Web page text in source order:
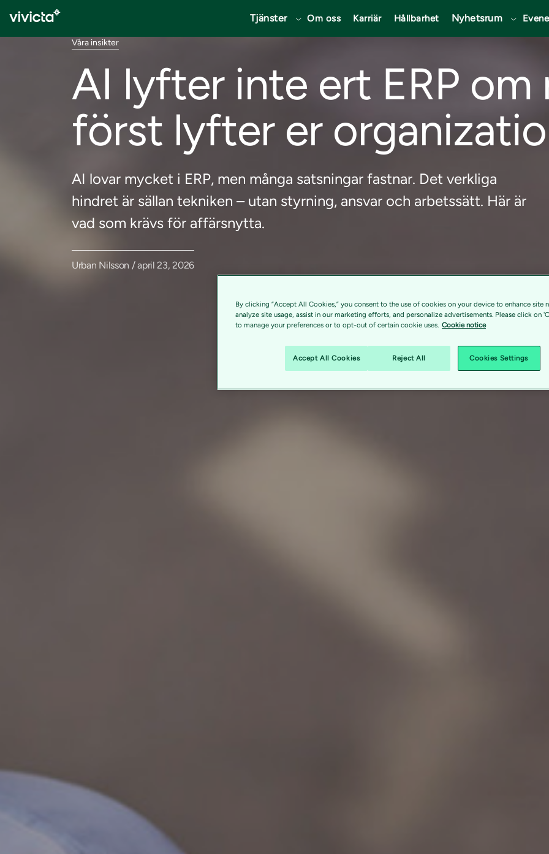
Tjänster Om oss Karriär Hållbarhet Nyhetsrum
Våra insikter
AI lyfter inte ert ERP om
först lyfter er
AI lovar mycket i ERP, men många satsningar fastnar. Det verkliga
hindret är sällan tekniken – utan styrning, ansvar och arbetssätt. Här är
vad som krävs för affärsnytta.
Urban Nilsson / april 23, 2026
By clicking “Accept All Cookies,” you consent to the use of cookies on your device to enhance site
analyze site usage, assist in our marketing efforts, and personalize advertisements. Please click on
to manage your preferences or to opt-out of certain cookie uses. Cookie notice
Accept All Cookies Reject All Cookies Settings